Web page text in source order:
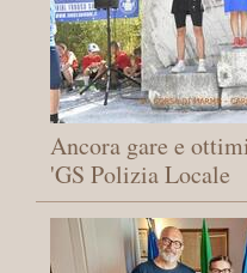
Ancora gare e
'GS Polizia Locale